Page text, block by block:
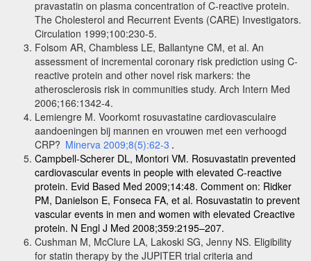
pravastatin on plasma concentration of C-reactive protein.
The Cholesterol and Recurrent Events (CARE) Investigators.
Circulation 1999;100:230-5.
Folsom AR, Chambless LE, Ballantyne CM, et al. An
assessment of incremental coronary risk prediction using C-
reactive protein and other novel risk markers: the
atherosclerosis risk in communities study. Arch Intern Med
2006;166:1342-4.
Lemiengre M. Voorkomt rosuvastatine cardiovasculaire
aandoeningen bij mannen en vrouwen met een verhoogd
CRP? Minerva 2009;8(5):62-3 .
Campbell-Scherer DL, Montori VM. Rosuvastatin prevented
cardiovascular events in people with elevated C-reactive
protein. Evid Based Med 2009;14:48. Comment on: Ridker
PM, Danielson E, Fonseca FA, et al. Rosuvastatin to prevent
vascular events in men and women with elevated Creactive
protein. N Engl J Med 2008;359:2195–207.
Cushman M, McClure LA, Lakoski SG, Jenny NS. Eligibility
for statin therapy by the JUPITER trial criteria and